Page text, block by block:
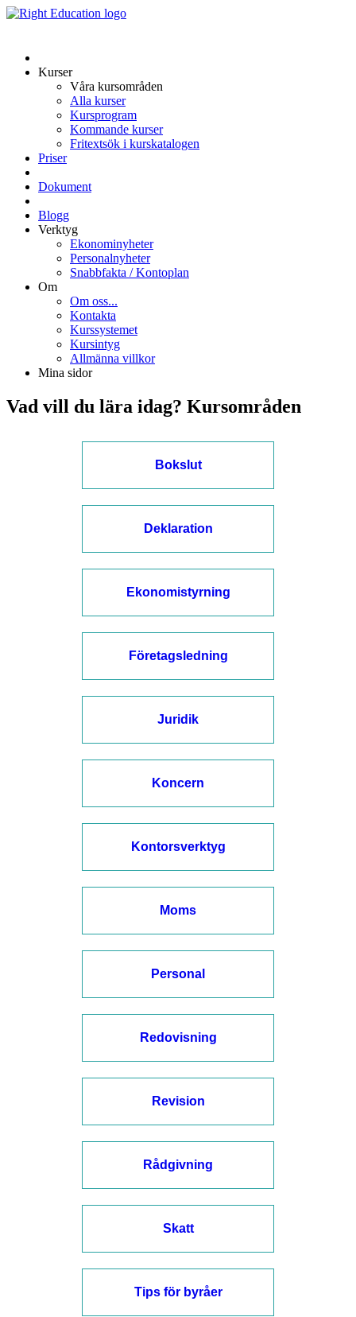
Kurser
Våra kursområden
Alla kurser
Kursprogram
Kommande kurser
Fritextsök i kurskatalogen
Priser
Dokument
Blogg
Verktyg
Ekonominyheter
Personalnyheter
Snabbfakta / Kontoplan
Om
Om oss...
Kontakta
Kurssystemet
Kursintyg
Allmänna villkor
Mina sidor
Vad vill du lära idag? Kursområden
Bokslut
Deklaration
Ekonomistyrning
Företagsledning
Juridik
Koncern
Kontorsverktyg
Moms
Personal
Redovisning
Revision
Rådgivning
Skatt
Tips för byråer